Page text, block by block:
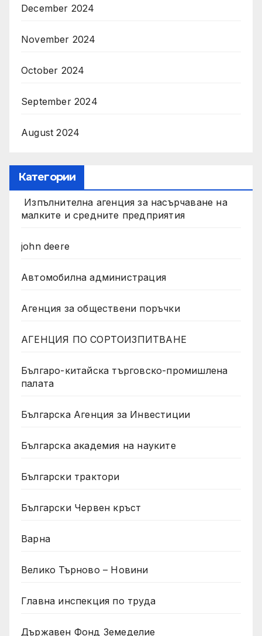
December 2024
November 2024
October 2024
September 2024
August 2024
Категории
Изпълнителна агенция за насърчаване на
малките и средните предприятия
john deere
Автомобилна администрация
Агенция за обществени поръчки
АГЕНЦИЯ ПО СОРТОИЗПИТВАНЕ
Българо-китайска търговско-промишлена
палата
Българска Агенция за Инвестиции
Българска академия на науките
Български трактори
Български Червен кръст
Варна
Велико Търново – Новини
Главна инспекция по труда
Държавен Фонд Земеделие